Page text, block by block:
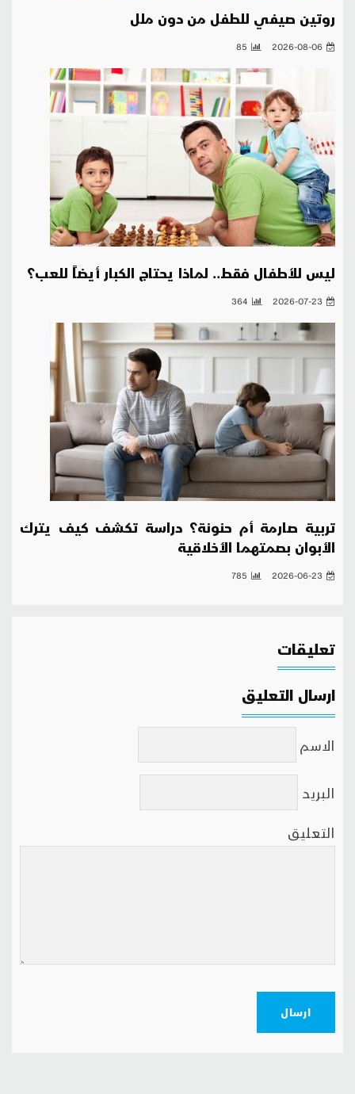
روتين صيفي للطفل من دون ملل
2026-08-06
85
ليس للأطفال فقط.. لماذا يحتاج الكبار أيضاً للعب؟
2026-07-23
364
تربية صارمة أم حنونة؟ دراسة تكشف كيف يترك
الأبوان بصمتهما الأخلاقية
2026-06-23
785
تعليقات
ارسال التعليق
الاسم
البريد
التعليق
ارسال